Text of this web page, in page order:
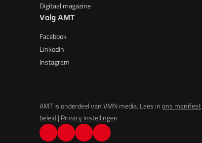
Digitaal magazine
Volg AMT
Facebook
LinkedIn
Instagram
AMT is onderdeel van VMN media. Lees inons manifest
beleid| Privacy instellingen